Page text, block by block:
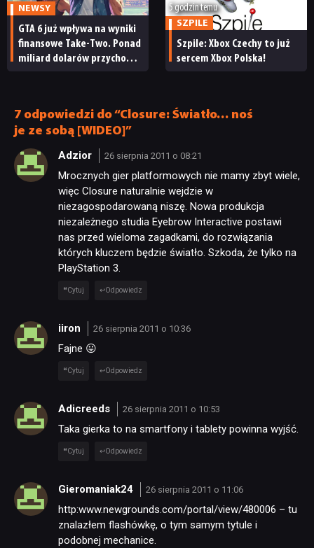
NEWSY
GTA 6 już wpływa na wyniki
finansowe Take-Two. Ponad
miliard dolarów przychodu
5 godzin temu
SZPILE
Szpile: Xbox Czechy to już
sercem Xbox Polska!
7 odpowiedzi do “Closure: Światło… noś
je ze sobą [WIDEO]”
Adzior 26 sierpnia 2011 o 08:21
Mrocznych gier platformowych nie mamy zbyt wiele,
więc Closure naturalnie wejdzie w
niezagospodarowaną niszę. Nowa produkcja
niezależnego studia Eyebrow Interactive postawi
nas przed wieloma zagadkami, do rozwiązania
których kluczem będzie światło. Szkoda, że tylko na
PlayStation 3.
Cytuj Odpowiedz
iiron 26 sierpnia 2011 o 10:36
Fajne 😛
Cytuj Odpowiedz
Adicreeds 26 sierpnia 2011 o 10:53
Taka gierka to na smartfony i tablety powinna wyjść.
Cytuj Odpowiedz
Gieromaniak24 26 sierpnia 2011 o 11:06
http:www.newgrounds.com/portal/view/480006 – tu
znalazłem flashówkę, o tym samym tytule i
podobnej mechanice.